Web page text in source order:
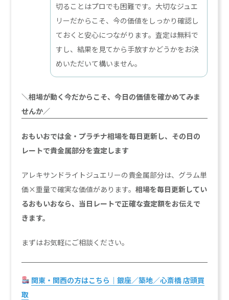
切ることはプロでも困難です。大切なジュエ
リーだからこそ、今の価値をしっかり確認し
ておくと安心につながります。査定は無料で
すし、結果を見てから手放すかどうかをお決
めいただいて構いません。
＼相場が動く今だからこそ、今日の価値を確かめてみま
せんか／
おもいおでは金・プラチナ相場を毎日更新し、その日の
レートで貴金属部分を査定します
アレキサンドライトジュエリーの貴金属部分は、グラム単
価×重量で確実な価値があります。相場を毎日更新してい
るおもいおなら、当日レートで正確な査定額をお伝えで
きます。
まずはお気軽にご相談ください。
関東・関西の方はこちら｜銀座／築地／心斎橋 店頭買
取